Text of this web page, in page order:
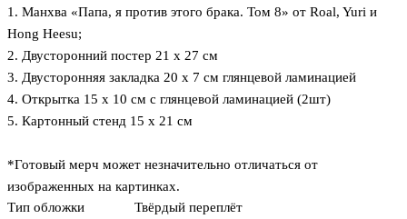
1. Манхва «Папа, я против этого брака. Том 8» от Roal, Yuri и
Hong Heesu;
2. Двусторонний постер 21 х 27 см
3. Двусторонняя закладка 20 х 7 см глянцевой ламинацией
4. Открытка 15 х 10 см с глянцевой ламинацией (2шт)
5. Картонный стенд 15 х 21 см
*Готовый мерч может незначительно отличаться от
изображенных на картинках.
Тип обложки
Твёрдый переплёт